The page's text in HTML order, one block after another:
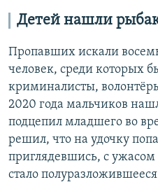
Детей нашли
Пропавших искали
человек, среди которых
криминалисты,
2020 года мальчиков
подцепил младшего во
решил, что на удочку
приглядевшись, с ужасом
стало